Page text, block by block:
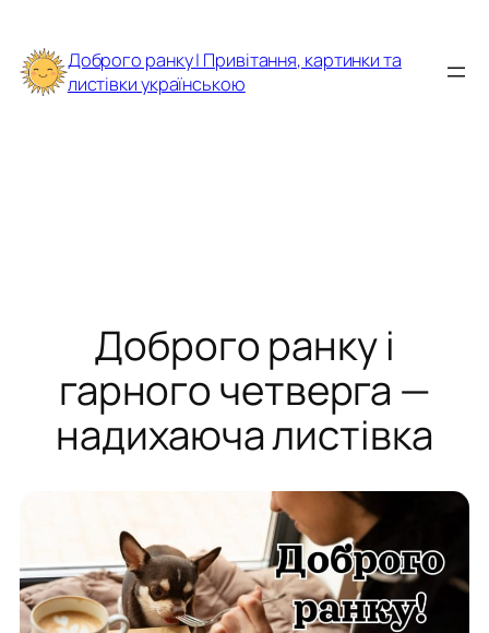
до
вмісту
Доброго ранку | Привітання, картинки та
листівки українською
Доброго ранку і
гарного четверга —
надихаюча листівка